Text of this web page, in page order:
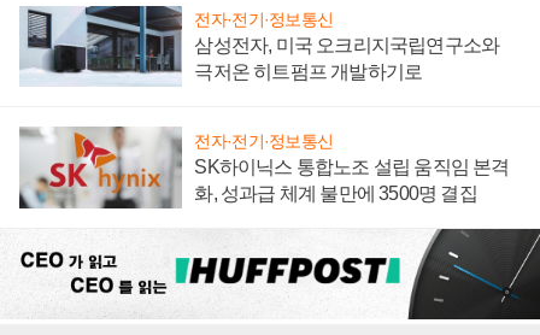
전자·전기·정보통신
삼성전자, 미국 오크리지국립연구소와
극저온 히트펌프 개발하기로
전자·전기·정보통신
SK하이닉스 통합노조 설립 움직임 본격
화, 성과급 체계 불만에 3500명 결집